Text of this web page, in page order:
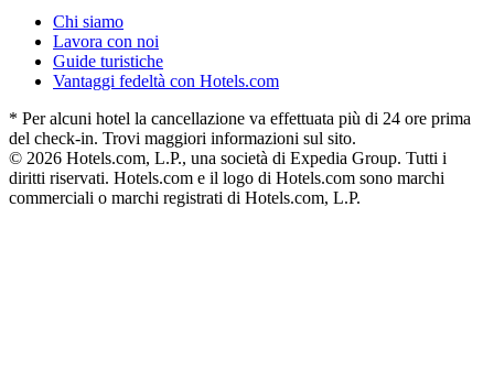
Chi siamo
Lavora con noi
Guide turistiche
Vantaggi fedeltà con Hotels.com
* Per alcuni hotel la cancellazione va effettuata più di 24 ore prima
del check-in. Trovi maggiori informazioni sul sito.
© 2026 Hotels.com, L.P., una società di Expedia Group. Tutti i
diritti riservati. Hotels.com e il logo di Hotels.com sono marchi
commerciali o marchi registrati di Hotels.com, L.P.